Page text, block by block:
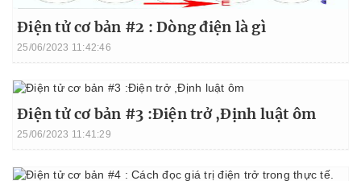
Điện tử cơ bản #2 : Dòng điện là gì
25/06/2023 11:42:46
Điện tử cơ bản #3 :Điện trở ,Định luật ôm
25/06/2023 11:41:29